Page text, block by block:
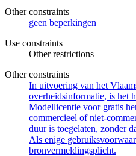
Other constraints
geen beperkingen
Use constraints
Other restrictions
Other constraints
In uitvoering van het
overheidsinformatie, is het
Modellicentie voor gratis
commercieel of niet-
duur is toegelaten, zonder
Als enige
bronvermeldingsplicht.